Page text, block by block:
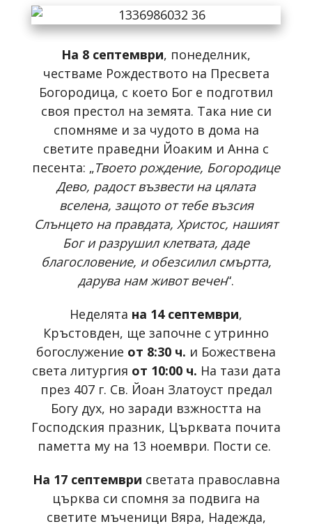
На 8 септември, понеделник,
честваме Рождеството на Пресвета
Богородица, с което Бог е подготвил
своя престол на земята. Така ние си
спомняме и за чудото в дома на
светите праведни Йоаким и Анна с
песента: „Твоето рождение, Богородице
Дево, радост възвести на цялата
вселена, защото от тебе възсия
Слънцето на правдата, Христос, нашият
Бог и разрушил клетвата, даде
благословение, и обезсилил смъртта,
дарува нам живот вечен“.
Неделята на 14 септември,
Кръстовден, ще започне с утринно
богослужение от 8:30 ч. и Божествена
света литургия от 10:00 ч. На тази дата
през 407 г. Св. Йоан Златоуст предал
Богу дух, но заради взжността на
Господския празник, Църквата почита
паметта му на 13 ноември. Пости се.
На 17 септември светата православна
църква си спомня за подвига на
светите мъченици Вяра, Надежда,